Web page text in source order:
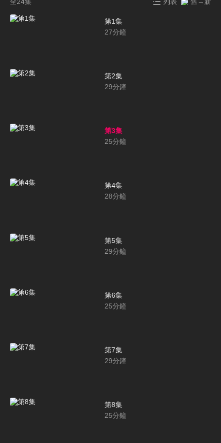
第1集
27分鐘
第2集
29分鐘
第3集
25分鐘
第4集
28分鐘
第5集
29分鐘
第6集
25分鐘
第7集
29分鐘
第8集
25分鐘